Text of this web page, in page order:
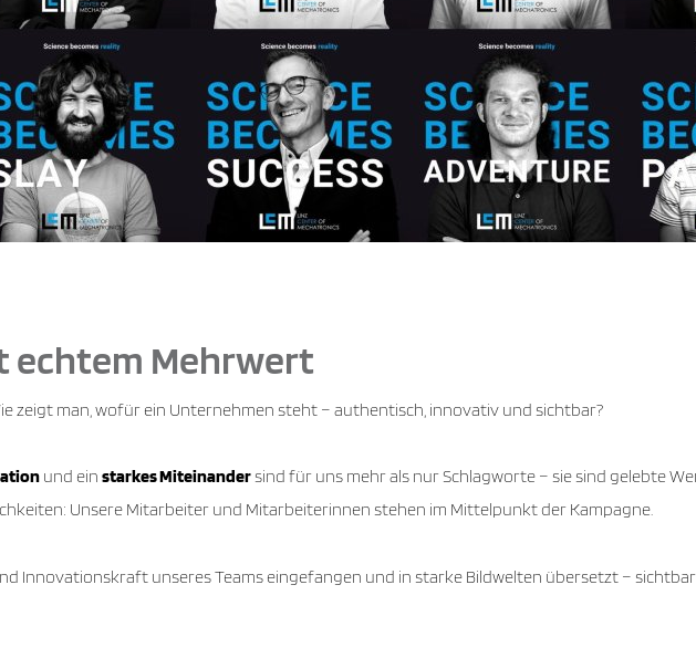
echtem Mehrwert
zeigt man, wofür ein Unternehmen steht – authentisch, innovativ und sichtbar?
und ein starkes Miteinandersind für uns mehr als nur Schlagworte – sie sind gelebte
Unsere Mitarbeiter und Mitarbeiterinnen stehen im Mittelpunkt der Kampagne.
Innovationskraft unseres Teams eingefangen und in starke Bildwelten übersetzt – sichtbar